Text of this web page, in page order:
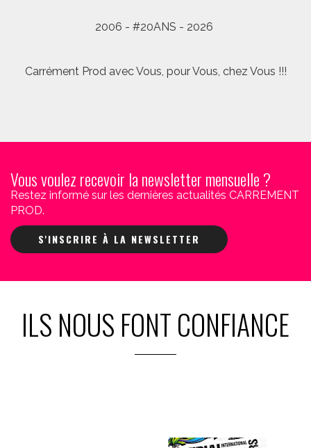
2006 - #20ANS - 2026
Carrément Prod avec Vous, pour Vous, chez Vous !!!
Vous voulez recevoir la newsletter mensuelle ?
Restez informé sur les dernières actualités CARREMENT
PROD.
S'INSCRIRE À LA NEWSLETTER
ILS NOUS FONT CONFIANCE